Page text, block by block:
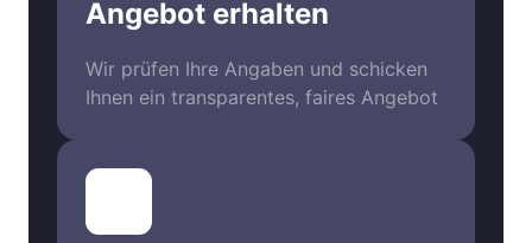
Angebot erhalten
Wir prüfen Ihre Angaben und schicken
Ihnen ein transparentes, faires Angebot